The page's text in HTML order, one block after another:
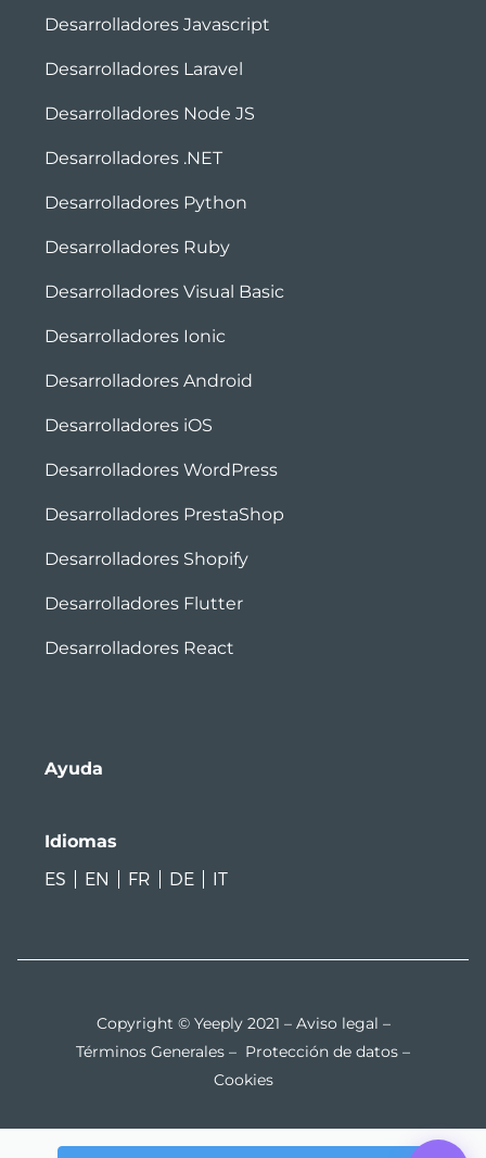
Desarrolladores Javascript
Desarrolladores Laravel
Desarrolladores Node JS
Desarrolladores .NET
Desarrolladores Python
Desarrolladores Ruby
Desarrolladores Visual Basic
Desarrolladores Ionic
Desarrolladores Android
Desarrolladores iOS
Desarrolladores WordPress
Desarrolladores PrestaShop
Desarrolladores Shopify
Desarrolladores Flutter
Desarrolladores React
Ayuda
Idiomas
ES
EN FR DE IT
Copyright © Yeeply 2021 – Aviso legal –
Términos Generales – Protección de datos –
Cookies